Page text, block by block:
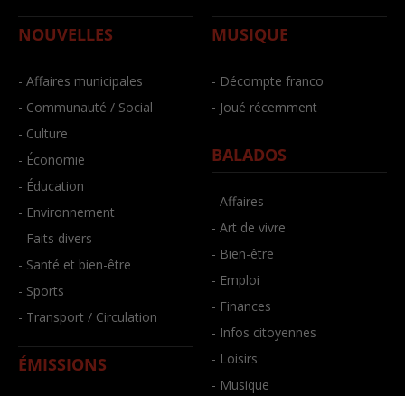
NOUVELLES
- Affaires municipales
- Communauté / Social
- Culture
- Économie
- Éducation
- Environnement
- Faits divers
- Santé et bien-être
- Sports
- Transport / Circulation
ÉMISSIONS
MUSIQUE
- Décompte franco
- Joué récemment
BALADOS
- Affaires
- Art de vivre
- Bien-être
- Emploi
- Finances
- Infos citoyennes
- Loisirs
- Musique